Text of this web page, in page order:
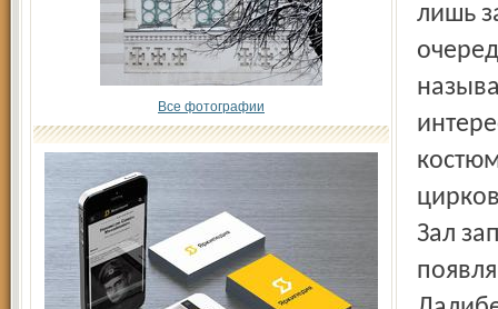
Все фотографии
лишь
Зал